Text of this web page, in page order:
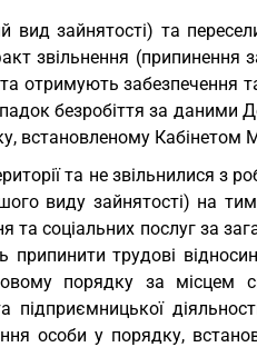
вид зайнятості) та
звільнення (припинення
отримують забезпечення
безробіття за даними
встановленому Кабінетом
та не звільнилися з
виду зайнятості) на
та соціальних послуг за
трудові
порядку за місцем
особи у порядку,